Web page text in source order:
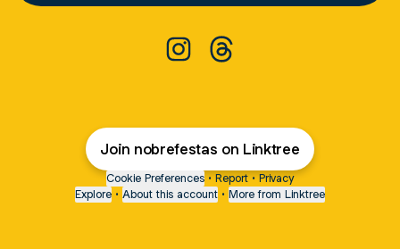
Join nobrefestas on Linktree
Cookie Preferences • Report • Privacy
Explore • About this account • More from Linktree